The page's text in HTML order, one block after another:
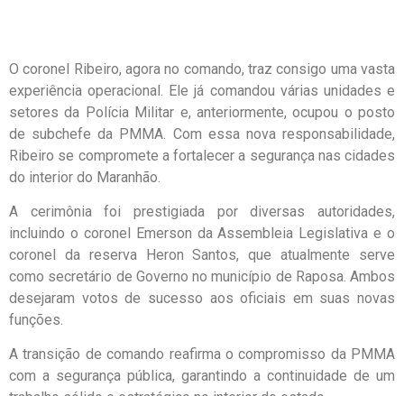
O coronel Ribeiro, agora no comando, traz consigo uma vasta
experiência operacional. Ele já comandou várias unidades e
setores da Polícia Militar e, anteriormente, ocupou o posto
de subchefe da PMMA. Com essa nova responsabilidade,
Ribeiro se compromete a fortalecer a segurança nas cidades
do interior do Maranhão.
A cerimônia foi prestigiada por diversas autoridades,
incluindo o coronel Emerson da Assembleia Legislativa e o
coronel da reserva Heron Santos, que atualmente serve
como secretário de Governo no município de Raposa. Ambos
desejaram votos de sucesso aos oficiais em suas novas
funções.
A transição de comando reafirma o compromisso da PMMA
com a segurança pública, garantindo a continuidade de um